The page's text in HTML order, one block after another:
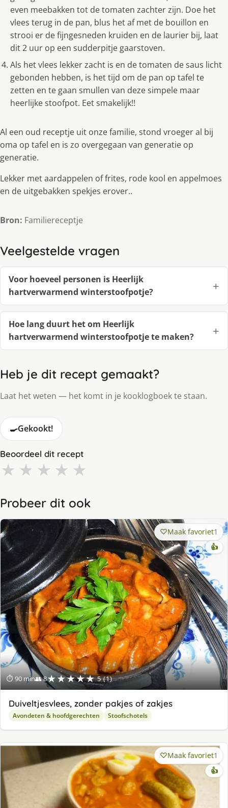
even meebakken tot de tomaten zachter zijn. Doe het
vlees terug in de pan, blus het af met de bouillon en
strooi er de fijngesneden kruiden en de laurier bij, laat
dit 2 uur op een sudderpitje gaarstoven.
Als het vlees lekker zacht is en de tomaten de saus licht
gebonden hebben, is het tijd om de pan op tafel te
zetten en te gaan smullen van deze simpele maar
heerlijke stoofpot. Eet smakelijk!!
Al een oud receptje uit onze familie, stond vroeger al bij
oma op tafel en is zo overgegaan van generatie op
generatie.
Lekker met aardappelen of frites, rode kool en appelmoes
en de uitgebakken spekjes erover..
Bron: Familiereceptje
Veelgestelde vragen
Voor hoeveel personen is Heerlijk
hartverwarmend winterstoofpotje?
Hoe lang duurt het om Heerlijk
hartverwarmend winterstoofpotje te maken?
Heb je dit recept gemaakt?
Laat het weten — het komt in je kooklogboek te staan.
🍳Gekookt!
Beoordeel dit recept
★ ★ ★ ★ ★
Probeer dit ook
⏱ 90 min👥 8★★★★★ 5 (1)
Maak favoriet1
👍
Duiveltjesvlees, zonder pakjes of zakjes
Avondeten & hoofdgerechten Stoofschotels
Maak favoriet1
👍